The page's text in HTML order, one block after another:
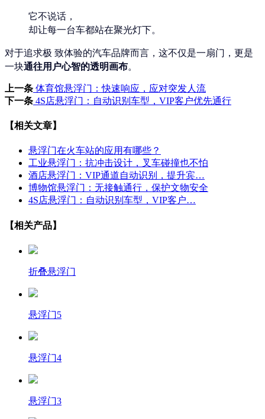
它不说话，
却让每一台车都站在聚光灯下。
对于追求极 致体验的汽车品牌而言，这不仅是一扇门，更是
一块通往用户心智的透明画布。
上一条 体育馆悬浮门：快速响应，应对突发人流
下一条 4S店悬浮门：自动识别车型，VIP客户优先通行
【相关文章】
悬浮门在火车站的应用有哪些？
工业悬浮门：抗冲击设计，叉车碰撞也不怕
酒店悬浮门：VIP通道自动识别，提升宾…
博物馆悬浮门：无接触通行，保护文物安全
4S店悬浮门：自动识别车型，VIP客户…
【相关产品】
折叠悬浮门
悬浮门5
悬浮门4
悬浮门3